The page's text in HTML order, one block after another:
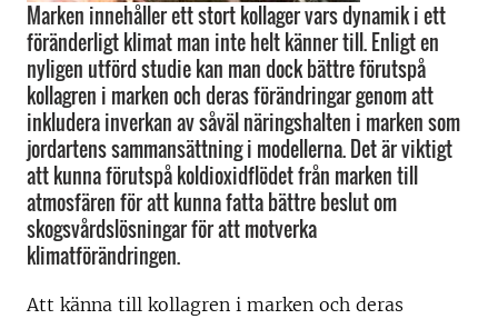
Marken innehåller ett stort kollager vars dynamik i ett
föränderligt klimat man inte helt känner till. Enligt en
nyligen utförd studie kan man dock bättre förutspå
kollagren i marken och deras förändringar genom att
inkludera inverkan av såväl näringshalten i marken som
jordartens sammansättning i modellerna. Det är viktigt
att kunna förutspå koldioxidflödet från marken till
atmosfären för att kunna fatta bättre beslut om
skogsvårdslösningar för att motverka
klimatförändringen.
Att känna till kollagren i marken och deras